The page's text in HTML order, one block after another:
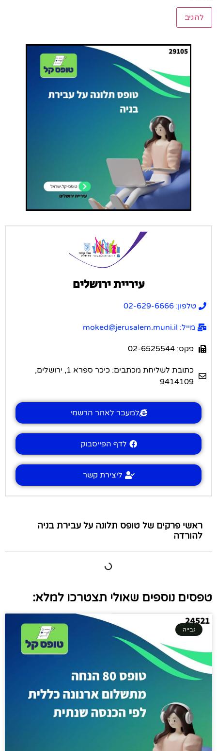
עיריית ירושלים
טלפון: 02-629-6666
מייל: moked@jerusalem.muni.il
פקס: 02-6525544
כתובת לשליחת מכתבים: כיכר ספרא 1, ירושלים,
9414109
למעבר לאתר הרשמי
לדף הפייסבוק
ליצירת קשר
ראשי פרקים של טופס תלונה על עבירת בניה
להורדה
טפסים נוספים שאולי תצטרכו למלא:
גבייה